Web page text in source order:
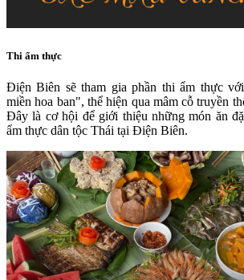
Thi ẩm thực
Điện Biên sẽ tham gia phần thi ẩm thực
miền hoa ban", thể hiện qua mâm cỗ truyền
Đây là cơ hội để giới thiệu những món ăn
ẩm thực dân tộc Thái tại Điện Biên.